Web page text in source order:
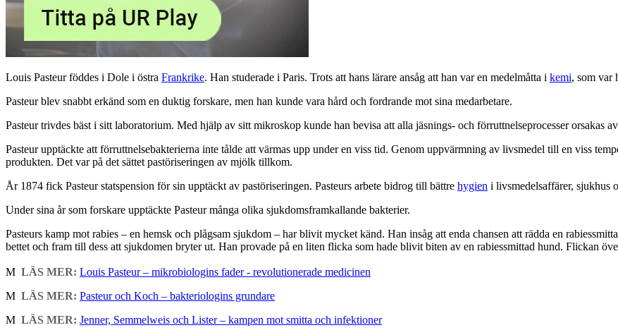
Louis Pasteur föddes i Dole i östra Frankrike. Han studerade i Paris. Trots att hans lärare ansåg att han var en medelmåtta i kemi, som var
Pasteur blev snabbt erkänd som en duktig forskare, men han kunde vara hård och fordrande mot sina medarbetare.
Pasteur trivdes bäst i sitt laboratorium. Med hjälp av sitt mikroskop kunde han bevisa att alla jäsnings- och förruttnelseprocesser orsakas
Pasteur upptäckte att förruttnelsebakterierna inte tålde att värmas upp under en viss tid. Genom uppvärmning av livsmedel till en viss
produkten. Det var på det sättet pastöriseringen av mjölk tillkom.
År 1874 fick Pasteur statspension för sin upptäckt av pastöriseringen. Pasteurs arbete bidrog till bättre hygien i livsmedelsaffärer, sjukhus
Under sina år som forskare upptäckte Pasteur många olika sjukdomsframkallande bakterier.
Pasteurs kamp mot rabies – en hemsk och plågsam sjukdom – har blivit mycket känd. Han insåg att enda chansen att rädda en
bettet och fram till dess att sjukdomen bryter ut. Han provade på en liten flicka som hade blivit biten av en rabiessmittad hund. Flickan
M LÄS MER: Louis Pasteur – mikrobiologins fader - revolutionerade medicinen
M LÄS MER: Pasteur och Koch – bakteriologins grundare
M LÄS MER: Jenner, Semmelweis och Lister – kampen mot smitta och infektioner